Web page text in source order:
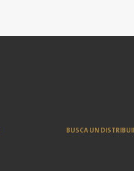
BUSCA UN